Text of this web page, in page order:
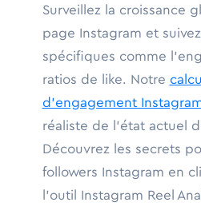
Surveillez la croissance
page Instagram et
spécifiques comme
ratios de like. Notre
d'engagement
réaliste de l'état actuel
Découvrez les secrets
followers Instagram en
l'outil Instagram Reel